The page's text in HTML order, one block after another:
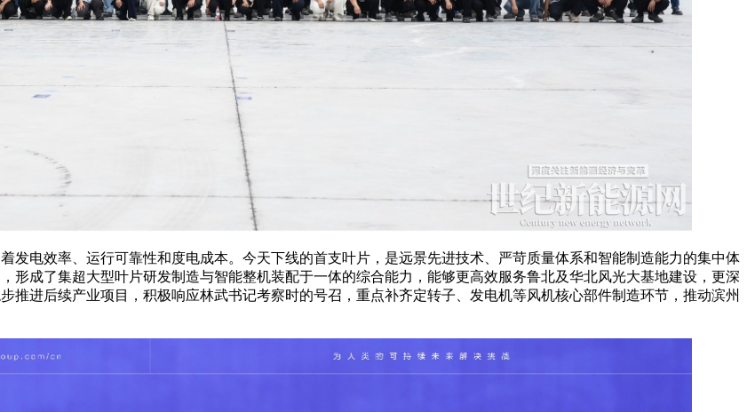
发电效率、运行可靠性和度电成本。今天下线的首支叶片，是远景先进技术、严苛质量体系和智能制造能力的集中体
形成了集超大型叶片研发制造与智能整机装配于一体的综合能力，能够更高效服务鲁北及华北风光大基地建设，更深
推进后续产业项目，积极响应林武书记考察时的号召，重点补齐定转子、发电机等风机核心部件制造环节，推动滨州